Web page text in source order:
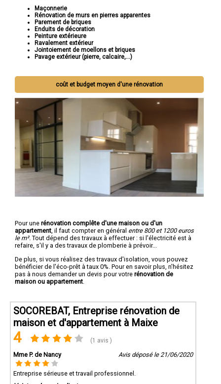
Maçonnerie
Rénovation de murs en pierres apparentes
Parement de briques
Enduits de décoration
Peinture extérieure
Ravalement extérieur
Jointoiement de moellons et briques
Pavage extérieur (pierre, calcaire,...)
coût et budget moyen d'une rénovation
Pour une rénovation complête d'une maison ou d'un
appartement , il faut compter en général entre 800 et 1200 euros
le m². Tout dépend des travaux à effectuer : si l'électricité est à
refaire, s'il y a des travaux de plomberie à prévoir...
De plus, si vous réalisez des travaux d'isolation, vous pouvez
bénéficier de l'éco-prêt à taux 0%. Pour en savoir plus, n'hésitez
pas à nous demander un devis pour votre rénovation de
maison ou appartement
SOCOREBAT, Entreprise rénovation de
maison et d'appartement à Maixe
4 (1 avis )
Mme P. de Nancy Avis déposé le 21/06/2020
Entreprise sérieuse et travail professionnel.